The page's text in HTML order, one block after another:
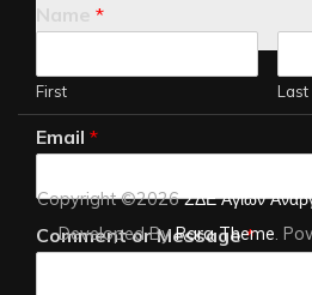
*
First Last
Email *
Comment or Message*
Copyright ©2026ΣΔΕ Αγίων
Developed ByRara Theme .